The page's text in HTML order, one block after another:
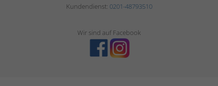
Kundendienst: 0201-48793510
Wir sind auf Facebook